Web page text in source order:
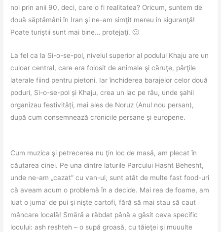
noi prin anii 90, deci, care o fi realitatea? Oricum, suntem de
două săptămâni în Iran şi ne-am simţit mereu în siguranţă!
Poate turiştii sunt mai bine… protejaţi. 🙂
La fel ca la Si-o-se-pol, nivelul superior al podului Khaju are un
culoar central, care era folosit de animale şi căruţe, părţile
laterale fiind pentru pietoni. Iar închiderea barajelor celor două
poduri, Si-o-se-pol și Khaju, crea un lac pe râu, unde şahii
organizau festivități, mai ales de Noruz (Anul nou persan),
după cum consemnează cronicile persane și europene.
Cum muzica şi petrecerea nu ţin loc de masă, am plecat în
căutarea cinei. Pe una dintre laturile Parcului Hasht Behesht,
unde ne-am „cazat” cu van-ul, sunt atât de multe fast food-uri
că aveam acum o problemă în a decide. Mai rea de foame, am
luat o juma’ de pui şi nişte cartofi, fără să mai stau să caut
mâncare locală! Smără a răbdat până a găsit ceva specific
locului: ash reshteh – o supă groasă, cu tăieţei şi muuulte